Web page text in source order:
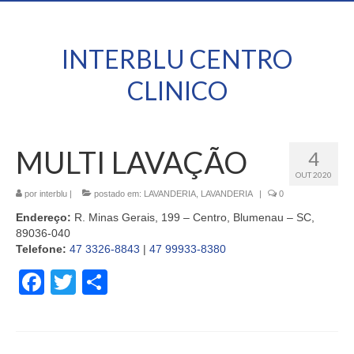
INTERBLU CENTRO
CLINICO
4
OUT 2020
MULTI LAVAÇÃO
por interblu | postado em: LAVANDERIA LAVANDERIA | 0
Endereço: R. Minas Gerais, 199 – Centro, Blumenau – SC,
89036-040
Telefone: 47 3326-8843 | 47 99933-8380
Facebook
Twitter